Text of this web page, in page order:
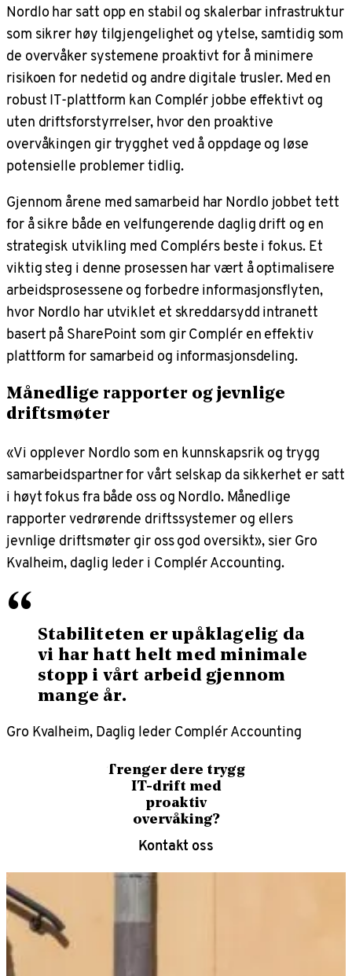
Nordlo har satt opp en stabil og skalerbar infrastruktur
som sikrer høy tilgjengelighet og ytelse, samtidig som
de overvåker systemene proaktivt for å minimere
risikoen for nedetid og andre digitale trusler. Med en
robust IT-plattform kan Complér jobbe effektivt og
uten driftsforstyrrelser, hvor den proaktive
overvåkingen gir trygghet ved å oppdage og løse
potensielle problemer tidlig.
Gjennom årene med samarbeid har Nordlo jobbet tett
for å sikre både en velfungerende daglig drift og en
strategisk utvikling med Complérs beste i fokus. Et
viktig steg i denne prosessen har vært å optimalisere
arbeidsprosessene og forbedre informasjonsflyten,
hvor Nordlo har utviklet et skreddarsydd intranett
basert på SharePoint som gir Complér en effektiv
plattform for samarbeid og informasjonsdeling.
Månedlige rapporter og jevnlige
driftsmøter
«Vi opplever Nordlo som en kunnskapsrik og trygg
samarbeidspartner for vårt selskap da sikkerhet er satt
i høyt fokus fra både oss og Nordlo. Månedlige
rapporter vedrørende driftssystemer og ellers
jevnlige driftsmøter gir oss god oversikt», sier Gro
Kvalheim, daglig leder i Complér Accounting.
“ Stabiliteten er upåklagelig da
vi har hatt helt med minimale
stopp i vårt arbeid gjennom
mange år.
Gro Kvalheim, Daglig leder Complér Accounting
Trenger dere trygg
IT-drift med
proaktiv
overvåking?
Kontakt oss